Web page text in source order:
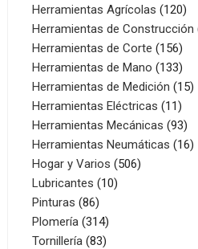
Herramientas Agrícolas 120120
Herramientas de Construcción
Herramientas de Corte 156156
Herramientas de Mano 133133
Herramientas de Medición 1515
Herramientas Eléctricas 1111
Herramientas Mecánicas 9393
Herramientas Neumáticas 1616
Hogar y Varios 506506
Lubricantes 1010
Pinturas 8686
productos
Plomería 314314
productos
Tornillería 8383